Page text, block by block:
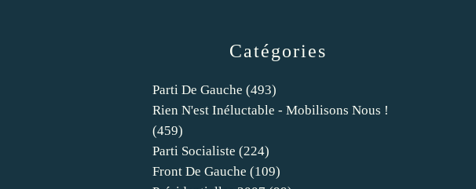
Catégories
Parti De Gauche (493)
Rien N'est Inéluctable - Mobilisons Nous !
(459)
Parti Socialiste (224)
Front De Gauche (109)